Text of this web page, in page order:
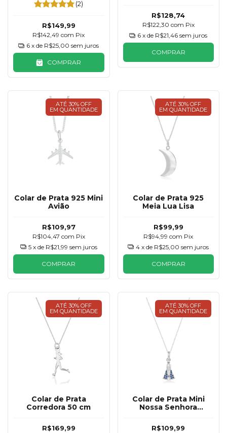
(2)
R$149,99
R$142,49com Pix
6 x de R$25,00 sem juros
COMPRAR
R$128,74
R$122,30 com Pix
6 x de R$21,46 sem juros
COMPRAR
ATÉ 30% OFF
EM QUANTIDADE
Colar de Prata 925 Mini
Avião
R$109,97
R$104,47 com Pix
5 x de R$21,99 sem juros
COMPRAR
ATÉ 30% OFF
EM QUANTIDADE
Colar de Prata 925
Meia Lua Lisa
R$99,99
R$94,99com Pix
4 x de R$25,00 sem juros
COMPRAR
ATÉ 30% OFF
EM QUANTIDADE
Colar de Prata
Corredora 50 cm
R$169,99
ATÉ 30% OFF
EM QUANTIDADE
Colar de Prata Mini
Nossa Senhora
R$109,99